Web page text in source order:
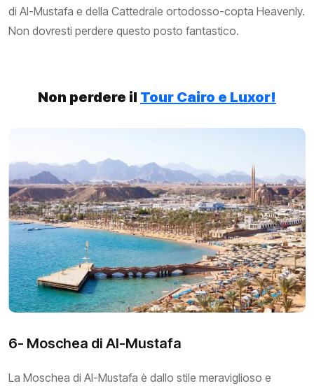
di Al-Mustafa e della Cattedrale ortodosso-copta Heavenly.
Non dovresti perdere questo posto fantastico.
Non perdere il Tour Cairo e Luxor!
6- Moschea di Al-Mustafa
La Moschea di Al-Mustafa è dallo stile meraviglioso e